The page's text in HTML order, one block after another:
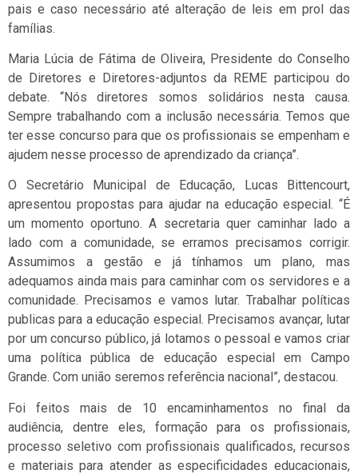
pais e caso necessário até alteração de leis em prol das
famílias.
Maria Lúcia de Fátima de Oliveira, Presidente do Conselho
de Diretores e Diretores-adjuntos da REME participou do
debate. “Nós diretores somos solidários nesta causa.
Sempre trabalhando com a inclusão necessária. Temos que
ter esse concurso para que os profissionais se empenham e
ajudem nesse processo de aprendizado da criança”.
O Secretário Municipal de Educação, Lucas Bittencourt,
apresentou propostas para ajudar na educação especial. “É
um momento oportuno. A secretaria quer caminhar lado a
lado com a comunidade, se erramos precisamos corrigir.
Assumimos a gestão e já tínhamos um plano, mas
adequamos ainda mais para caminhar com os servidores e a
comunidade. Precisamos e vamos lutar. Trabalhar políticas
publicas para a educação especial. Precisamos avançar, lutar
por um concurso público, já lotamos o pessoal e vamos criar
uma política pública de educação especial em Campo
Grande. Com união seremos referência nacional”, destacou.
Foi feitos mais de 10 encaminhamentos no final da
audiência, dentre eles, formação para os profissionais,
processo seletivo com profissionais qualificados, recursos
e materiais para atender as especificidades educacionais,